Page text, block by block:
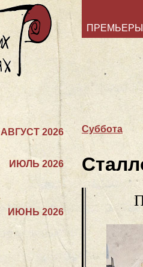
ПРЕМЬЕРЫ
Суббота
АВГУСТ 2026
ИЮЛЬ 2026
ИЮНЬ 2026